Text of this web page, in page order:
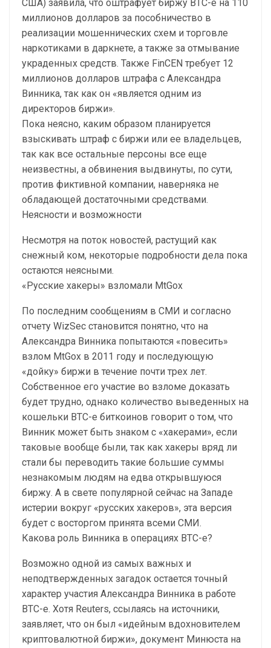
США) заявила, что оштрафует биржу BTC-e на 110
миллионов долларов за пособничество в
реализации мошеннических схем и торговле
наркотиками в даркнете, а также за отмывание
украденных средств. Также FinCEN требует 12
миллионов долларов штрафа с Александра
Винника, так как он «является одним из
директоров биржи».
Пока неясно, каким образом планируется
взыскивать штраф с биржи или ее владельцев,
так как все остальные персоны все еще
неизвестны, а обвинения выдвинуты, по сути,
против фиктивной компании, наверняка не
обладающей достаточными средствами.
Неясности и возможности
Несмотря на поток новостей, растущий как
снежный ком, некоторые подробности дела пока
остаются неясными.
«Русские хакеры» взломали MtGox
По последним сообщениям в СМИ и согласно
отчету WizSec становится понятно, что на
Александра Винника попытаются «повесить»
взлом MtGox в 2011 году и последующую
«дойку» биржи в течение почти трех лет.
Собственное его участие во взломе доказать
будет трудно, однако количество выведенных на
кошельки BTC-e биткоинов говорит о том, что
Винник может быть знаком с «хакерами», если
таковые вообще были, так как хакеры вряд ли
стали бы переводить такие большие суммы
незнакомым людям на едва открывшуюся
биржу. А в свете популярной сейчас на Западе
истерии вокруг «русских хакеров», эта версия
будет с восторгом принята всеми СМИ.
Какова роль Винника в операциях BTC-e?
Возможно одной из самых важных и
неподтвержденных загадок остается точный
характер участия Александра Винника в работе
BTC-e. Хотя Reuters, ссылаясь на источники,
заявляет, что он был «идейным вдохновителем
криптовалютной биржи», документ Минюста на